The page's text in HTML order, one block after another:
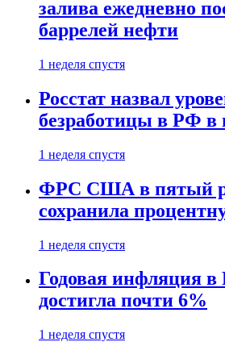
залива ежедневно
баррелей нефти
1 неделя спустя
Росстат назвал
безработицы в РФ в
1 неделя спустя
ФРС США в пятый
сохранила
1 неделя спустя
Годовая инфляция в
достигла почти 6%
1 неделя спустя